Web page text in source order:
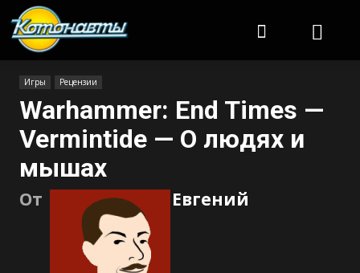
Игры Рецензии
Warhammer: End Times —
Vermintide — О людях и
мышах
От Евгений